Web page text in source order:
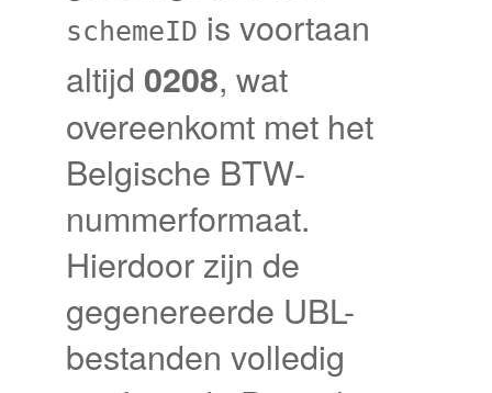
schemeID is voortaan
altijd 0208, wat
overeenkomt met het
Belgische BTW-
nummerformaat.
Hierdoor zijn de
gegenereerde UBL-
bestanden volledig